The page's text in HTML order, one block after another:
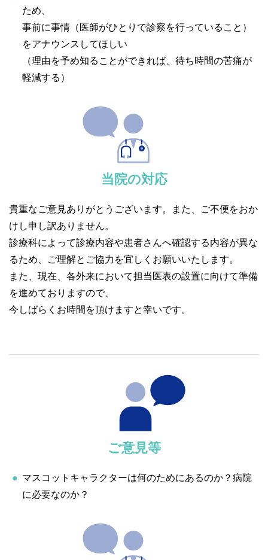
ため、
事前に事情（医師がひとりで診察を行っていること）
をアナウンスしてほしい
（理由を予め知ることができれば、待ち時間の苦痛が
軽減する）
当院の対応
貴重なご意見ありがとうございます。また、ご不便をおか
けし申し訳ありません。
診療科によって診療内容や患者さんへ確認する内容が異な
るため、ご理解とご協力を宜しくお願いいたします。
また、現在、各外来において担当医表の設置に向けて準備
を進めておりますので、
今しばらくお時間を頂けますと幸いです。
ご意見等
マスコットキャラクターは何のためにあるのか？病院
に必要なのか？